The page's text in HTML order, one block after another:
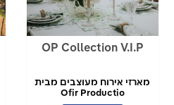
OP Collection V.I.P
מארזי אירוח מעוצבים מבית
Ofir Productio